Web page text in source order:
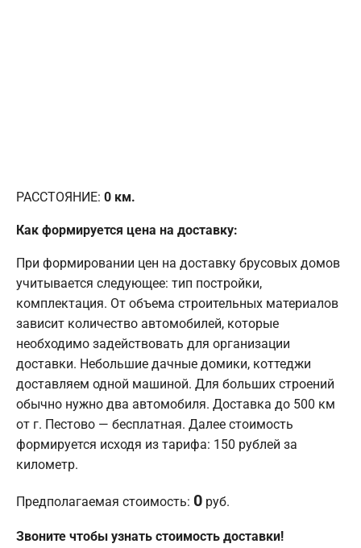
РАССТОЯНИЕ: 0 км.
Как формируется цена на доставку:
При формировании цен на доставку брусовых домов
учитывается следующее: тип постройки,
комплектация. От объема строительных материалов
зависит количество автомобилей, которые
необходимо задействовать для организации
доставки. Небольшие дачные домики, коттеджи
доставляем одной машиной. Для больших строений
обычно нужно два автомобиля. Доставка до 500 км
от г. Пестово — бесплатная. Далее стоимость
формируется исходя из тарифа: 150 рублей за
километр.
Предполагаемая стоимость: 0 руб.
Звоните чтобы узнать стоимость доставки!